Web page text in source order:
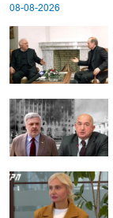
08-08-2026